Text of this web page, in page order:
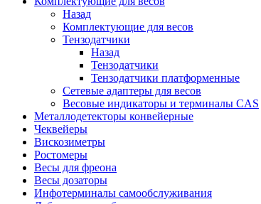
Назад
Комплектующие для весов
Тензодатчики
Назад
Тензодатчики
Тензодатчики платформенные
Сетевые адаптеры для весов
Весовые индикаторы и терминалы CAS
Металлодетекторы конвейерные
Чеквейеры
Вискозиметры
Ростомеры
Весы для фреона
Весы дозаторы
Инфотерминалы самообслуживания